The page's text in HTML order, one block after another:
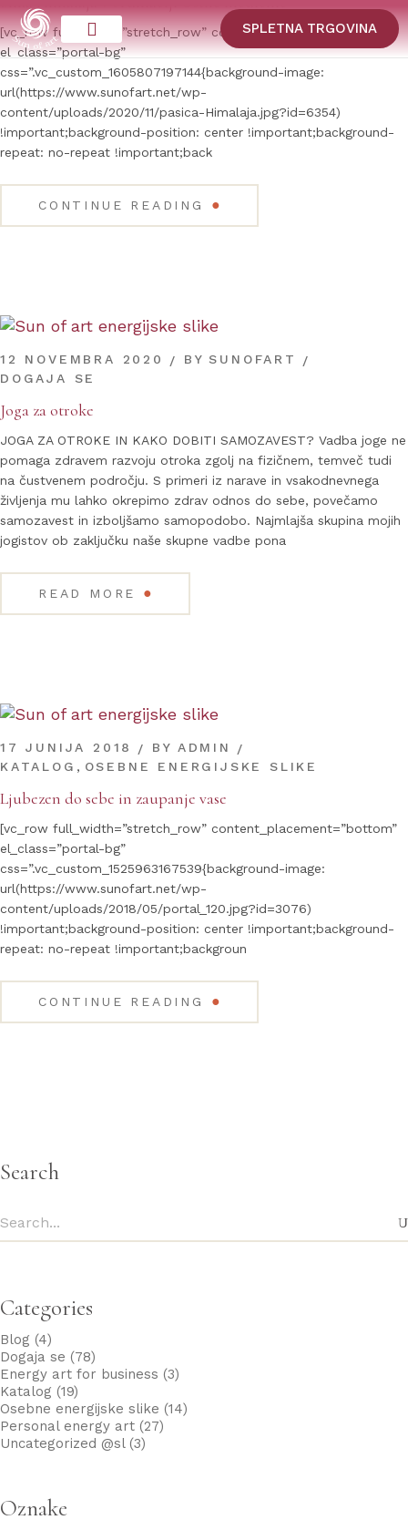
SPLETNA TRGOVINA
[vc_row full_width=”stretch_row” content_placement=”bottom”
el_class=”portal-bg”
css=”.vc_custom_1605807197144{background-image:
url(https://www.sunofart.net/wp-
content/uploads/2020/11/pasica-Himalaja.jpg?id=6354)
!important;background-position: center !important;background-
repeat: no-repeat !important;back
CONTINUE READING ●
12 NOVEMBRA 2020 BY SUNOFART
DOGAJA SE
Joga za otroke
JOGA ZA OTROKE IN KAKO DOBITI SAMOZAVEST? Vadba joge ne
pomaga zdravem razvoju otroka zgolj na fizičnem, temveč tudi
na čustvenem področju. S primeri iz narave in vsakodnevnega
življenja mu lahko okrepimo zdrav odnos do sebe, povečamo
samozavest in izboljšamo samopodobo. Najmlajša skupina mojih
jogistov ob zaključku naše skupne vadbe pona
READ MORE ●
17 JUNIJA 2018 BY ADMIN
KATALOG , OSEBNE ENERGIJSKE SLIKE
Ljubezen do sebe in zaupanje vase
[vc_row full_width=”stretch_row” content_placement=”bottom”
el_class=”portal-bg”
css=”.vc_custom_1525963167539{background-image:
url(https://www.sunofart.net/wp-
content/uploads/2018/05/portal_120.jpg?id=3076)
!important;background-position: center !important;background-
repeat: no-repeat !important;backgroun
CONTINUE READING ●
Search
Categories
Blog (4)
Dogaja se (78)
Energy art for business (3)
Katalog (19)
Osebne energijske slike (14)
Personal energy art (27)
Uncategorized @sl (3)
Oznake